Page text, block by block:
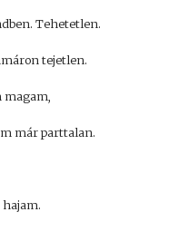
Tehetetlen.
tejetlen.
már parttalan.